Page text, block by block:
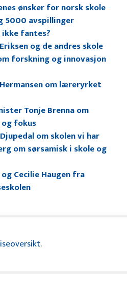
ønsker for norsk skole
5000 avspillinger
ikke fantes?
og de andres skole
forskning og innovasjon
Hermansen om læreryrket
Tonje Brenna om
fokus
om skolen vi har
om sørsamisk i skole og
Cecilie Haugen fra
.